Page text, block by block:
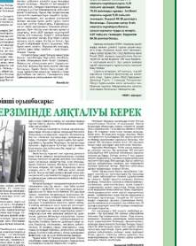
сақтау – әр
33
әкімінің
30
дамыту аясында
жобасы
30